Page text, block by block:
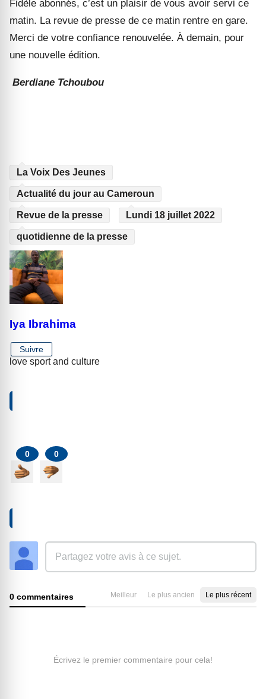
Fidèle abonnés, c’est un plaisir de vous avoir servi ce
matin. La revue de presse de ce matin rentre en gare.
Merci de votre confiance renouvelée. À demain, pour
une nouvelle édition.
Berdiane Tchoubou
La Voix Des Jeunes
Actualité du jour au Cameroun
Revue de la presse Lundi 18 juillet 2022
quotidienne de la presse
Iya Ibrahima
Suivre
love sport and culture
0 0
0 commentaires Meilleur Le plus ancien Le plus récent
Écrivez le premier commentaire pour cela!